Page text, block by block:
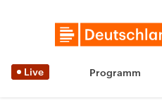
Live Programm